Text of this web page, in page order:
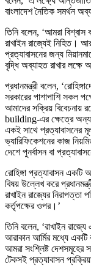
বাংলাদেশ নৈতিক সমর্থন
তিনি বলেন, ‘আমরা বিশ্বাস
রাখাইন রাজ্যেই নিহিত।
প্রত্যাবাসনের জন্য
বৃদ্ধি অব্যাহত রাখার লক্ষে
প্রধানমন্ত্রী বলেন,
সরকারের পাশাপাশি সকল
আমাদের সক্রিয় বিবেচনায়
building-এর ক্ষেত্রে
একই সাথে প্রত্যাবাসনের
ভ্যারিফিকেশনের কাজ
দেশে পুনর্বাসন বা
রোহিঙ্গা প্রত্যাবাসন
বিষয় উল্লেখ করে
রাখাইন রাজ্যের নিরাপত্তা
কর্তৃপক্ষের ওপর।’
তিনি বলেন, ‘রাখাইন
আরাকান আর্মির মধ্যে একটি
আমরা সংশ্লিষ্ট দেশসমূহের
টেকসই প্রত্যাবাসন